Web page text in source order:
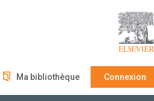
Ma bibliothèque Connexion